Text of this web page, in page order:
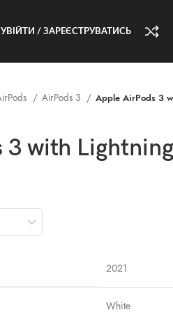
УВІЙТИ / ЗАРЕЄСТРУВАТИСЬ
AirPods 3 Apple AirPods 3
with
2021
White